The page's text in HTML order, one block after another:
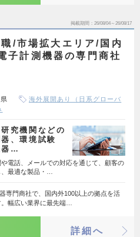
掲載期間 26/08/04～26/08/17
職/市場拡大エリア/国内
子計測機器の専門商社
海外展開あり（日系グローバ
究機関などの
、環境試験
器…
電話、メールでの対応を通じて、顧客の
最適な製品・…
専門商社で、国内外100以上の拠点を活
幅広い業界に最先端…
詳細へ